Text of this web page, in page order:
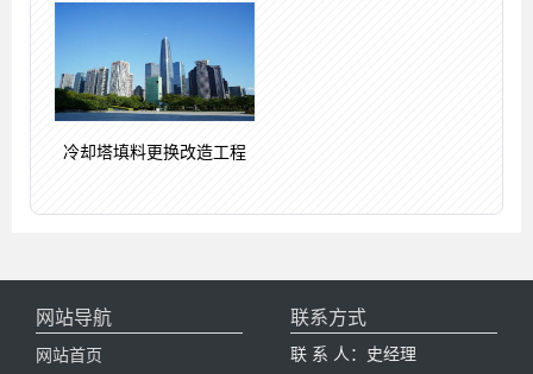
冷却塔填料更换改造工程
网站导航
网站首页
联系方式
联 系 人：史经理